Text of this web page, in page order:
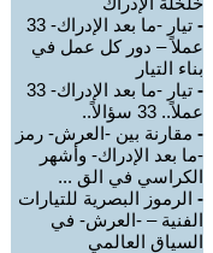
-
تيار -ما بعد الإدراك- 33
عملاً – دور كل عمل في
بناء التيار
-
تيار -ما بعد الإدراك- 33
عملاً.. 33 سؤالاً..
- مقارنة بين -العرش- رمز
-ما بعد الإدراك- وأشهر
الكراسي في الق ...
- الرموز البصرية للتيارات
الفنية – -العرش- في
السياق العالمي